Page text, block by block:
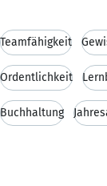
Teamfähigkeit
Ordentlichkeit
Buchhaltung